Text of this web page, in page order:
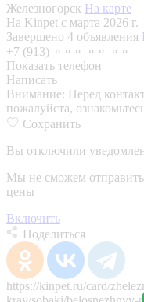
Железногорск На карте
На Kinpet c марта 2026 г.
Завершено 4 объявления
+7 (913) ⚬⚬⚬ ⚬⚬ ⚬⚬
Показать телефон
Написать
Внимание: Перед
пожалуйста,
Сохранить
Вы отключили
Мы не сможем
цены
Включить
Поделиться
https://kinpet.ru/card/